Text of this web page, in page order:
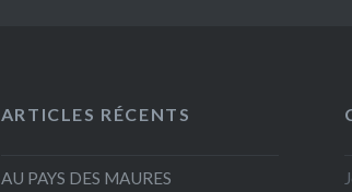
ARTICLES RÉCENTS
AU PAYS DES MAURES